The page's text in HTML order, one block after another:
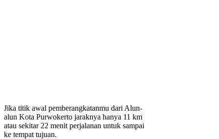
Jika titik awal pemberangkatanmu dari Alun-
alun Kota Purwokerto jaraknya hanya 11 km
atau sekitar 22 menit perjalanan untuk sampai
ke tempat tujuan.